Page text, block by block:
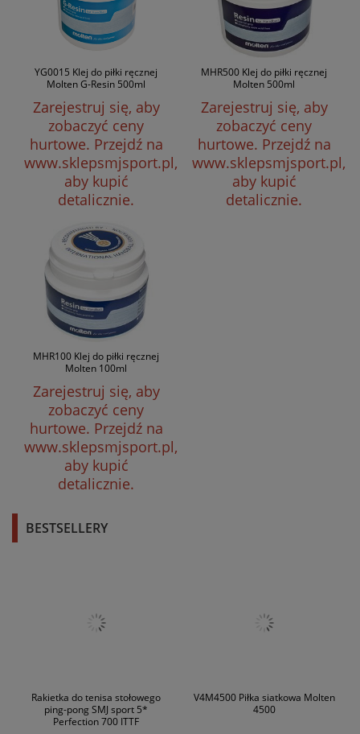
YG0015 Klej do piłki ręcznej
Molten G-Resin 500ml
Zarejestruj się, aby
zobaczyć ceny
hurtowe. Przejdź na
www.sklepsmjsport.pl,
aby kupić
detalicznie.
MHR500 Klej do piłki ręcznej
Molten 500ml
Zarejestruj się, aby
zobaczyć ceny
hurtowe. Przejdź na
www.sklepsmjsport.pl,
aby kupić
detalicznie.
MHR100 Klej do piłki ręcznej
Molten 100ml
Zarejestruj się, aby
zobaczyć ceny
hurtowe. Przejdź na
www.sklepsmjsport.pl,
aby kupić
detalicznie.
BESTSELLERY
Rakietka do tenisa stołowego
ping-pong SMJ sport 5*
Perfection 700 ITTF
V4M4500 Piłka siatkowa Molten
4500